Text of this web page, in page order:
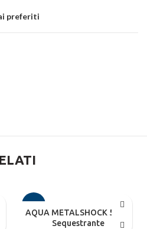
preferiti
AQUA METALSHOCK 5KG –
Sequestrante